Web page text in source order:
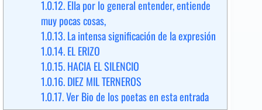
1.0.12.Ella por lo general entender, entiende
muy pocas cosas,
1.0.13.La intensa significación de la expresión
1.0.14.EL ERIZO
1.0.15.HACIA EL SILENCIO
1.0.16.DIEZ MIL TERNEROS
1.0.17.Ver Bio de los poetas en esta entrada